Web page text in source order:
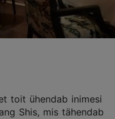
toit ühendab inimesi
Shis, mis tähendab